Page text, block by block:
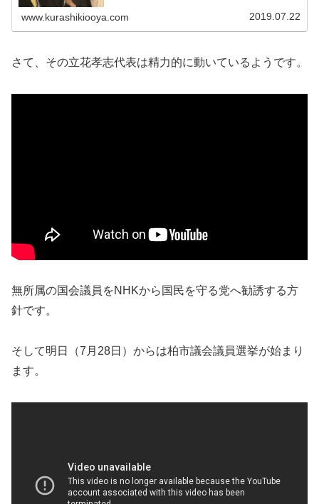
www.kurashikiooya.com 2019.07.22
さて、その立花孝志代表は精力的に動いているようです。
無所属の国会議員をNHKから国民を守る党へ勧誘する方
針です。
そして明日（7月28日）からは柏市議会議員選挙が始まり
ます。